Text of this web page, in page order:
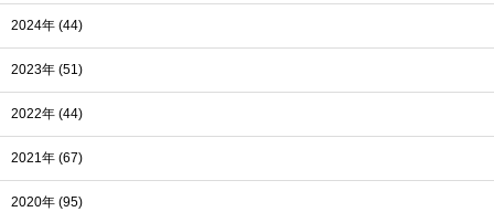
2024年 (44)
2023年 (51)
2022年 (44)
2021年 (67)
2020年 (95)